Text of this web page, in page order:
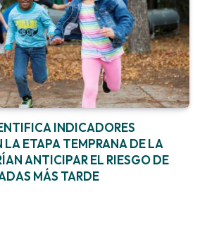
INDICADORES
ETAPA TEMPRANA DE LA
ANTICIPAR EL RIESGO DE
MÁS TARDE